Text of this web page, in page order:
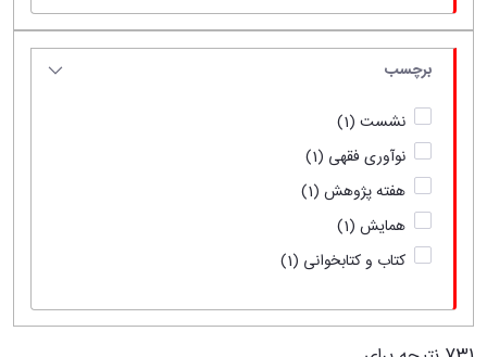
برچسب
نشست (1)
نوآوری فقهی (1)
هفته پژوهش (1)
همایش (1)
کتاب و کتابخوانی (1)